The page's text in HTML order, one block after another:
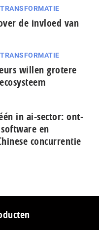
de invloed van
willen grotere
in ai-sector: ont­
en
con­cur­ren­tie